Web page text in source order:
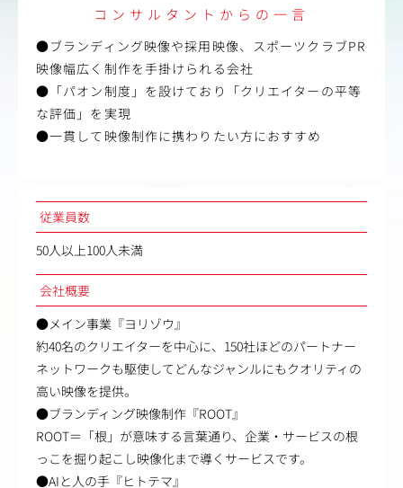
コンサルタントからの一言
●ブランディング映像や採用映像、スポーツクラブPR
映像幅広く制作を手掛けられる会社
●「パオン制度」を設けており「クリエイターの平等
な評価」を実現
●一貫して映像制作に携わりたい方におすすめ
従業員数
50人以上100人未満
会社概要
●メイン事業『ヨリゾウ』
約40名のクリエイターを中心に、150社ほどのパートナー
ネットワークも駆使してどんなジャンルにもクオリティの
高い映像を提供。
●ブランディング映像制作『ROOT』
ROOT＝「根」が意味する言葉通り、企業・サービスの根
っこを掘り起こし映像化まで導くサービスです。
●AIと人の手『ヒトテマ』